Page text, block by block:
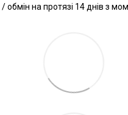
обмін на протязі 14 днів з